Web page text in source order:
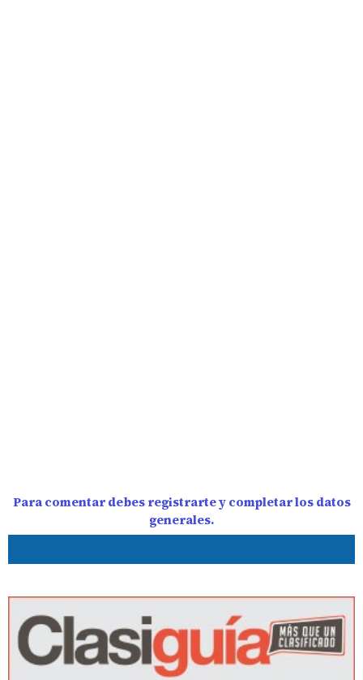
Para comentar debes registrarte y completar los datos
generales.